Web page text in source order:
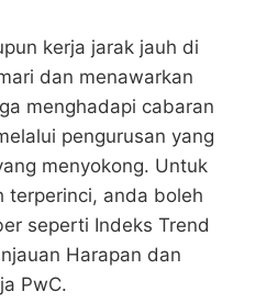
kerja jarak jauh di
dan menawarkan
menghadapi cabaran
pengurusan yang
menyokong. Untuk
terperinci, anda boleh
seperti Indeks Trend
Harapan dan
PwC.